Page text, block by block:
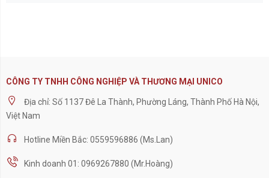
CÔNG TY TNHH CÔNG NGHIỆP VÀ THƯƠNG MẠI UNICO
Địa chỉ: Số 1137 Đê La Thành, Phường Láng, Thành Phố Hà Nội,
Việt Nam
Hotline Miền Bắc: 0559596886 (Ms.Lan)
Kinh doanh 01: 0969267880 (Mr.Hoàng)